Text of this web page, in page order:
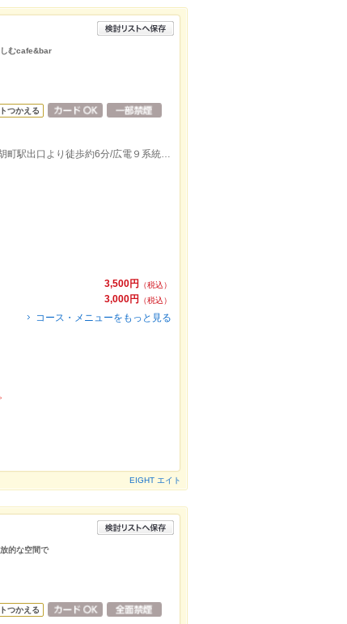
しむcafe&bar
つかえる
広電２系統宮島線，広電１系統，広電６系統胡町駅出口より徒歩約6分/広電９系統八丁堀(広島)駅出口より徒歩約6分
3,500円
（税込）
3,000円
（税込）
コース・メニューをもっと見る
EIGHT エイト
的な空間で
つかえる